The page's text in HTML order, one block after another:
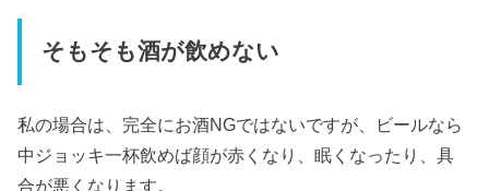
そもそも酒が飲めない
私の場合は、完全にお酒NGではないですが、ビールなら
中ジョッキ一杯飲めば顔が赤くなり、眠くなったり、具
合が悪くなります。